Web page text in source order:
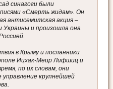
синагоги были
«Смерть жидам». Он
антисемитская акция –
Украины и произошла она
в Крыму и посланники
Ицхак-Меир Лифшиц и
по их словам, они
крупнейшей